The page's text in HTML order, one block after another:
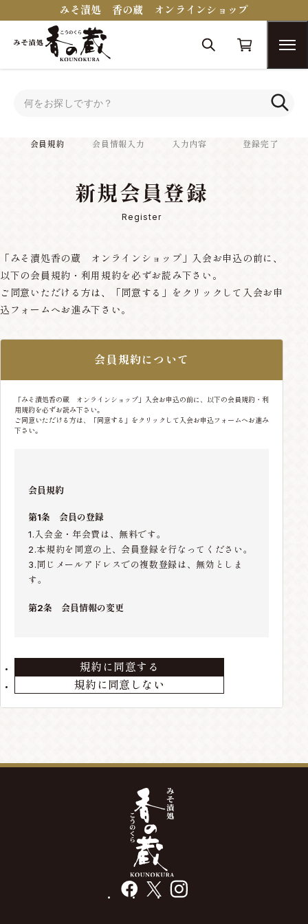
みそ漬処 香の蔵 オンラインショップ
会員規約 会員情報入力 入力内容 登録完了
新規会員登録
Register
「みそ漬処香の蔵 オンラインショップ」入会お申込の前に、
以下の会員規約・利用規約を必ずお読み下さい。
ご同意いただける方は、「同意する」をクリックして入会お申
込フォームへお進み下さい。
会員規約について
「みそ漬処香の蔵 オンラインショップ」入会お申込の前に、以下の会員規約・利
用規約を必ずお読み下さい。
ご同意いただける方は、「同意する」をクリックして入会お申込フォームへお進み
下さい。
会員規約
第1条 会員の登録
1.入会金・年会費は、無料です。
2.本規約を同意の上、会員登録を行なってください。
3.同じメールアドレスでの複数登録は、無効としま
す。
第2条 会員情報の変更
第3条 会員の退会
会員が退会を希望する場合には、当店までメールにて
当店の判断により、本サービスを変更・廃止をするこ
最終の発送から、3年以上経過している場合や、メー
ルアドレス等の不通が発生した場合には、会員情報を
削除する場合があります。
規約に同意しない
規約に同意する
facebook instagram